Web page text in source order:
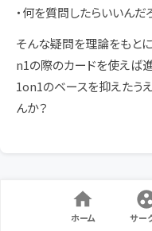
・何を質問したらいいんだ
そんな疑問を理論をもと
n1の際のカードを使えば
1on1のベースを抑えたう
んか？
ホーム サー